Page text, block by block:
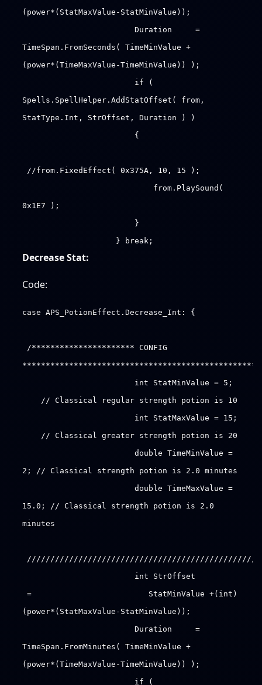
(power*(StatMaxValue-StatMinValue));
Duration =
TimeSpan.FromSeconds( TimeMinValue +
(power*(TimeMaxValue-TimeMinValue)) );
if (
Spells.SpellHelper.AddStatOffset( from,
StatType.Int, StrOffset, Duration ) )
{
//from.FixedEffect( 0x375A, 10, 15 );
from.PlaySound(
0x1E7 );
}
} break;
Decrease Stat:
Code:
case APS_PotionEffect.Decrease_Int: {
/********************** CONFIG
int StatMinValue = 5;
// Classical regular strength potion is 10
int StatMaxValue = 15;
// Classical greater strength potion is 20
double TimeMinValue =
2; // Classical strength potion is 2.0 minutes
double TimeMaxValue =
15.0; // Classical strength potion is 2.0
minutes
int StrOffset
= StatMinValue +(int)
(power*(StatMaxValue-StatMinValue));
Duration =
TimeSpan.FromMinutes( TimeMinValue +
(power*(TimeMaxValue-TimeMinValue)) );
if (